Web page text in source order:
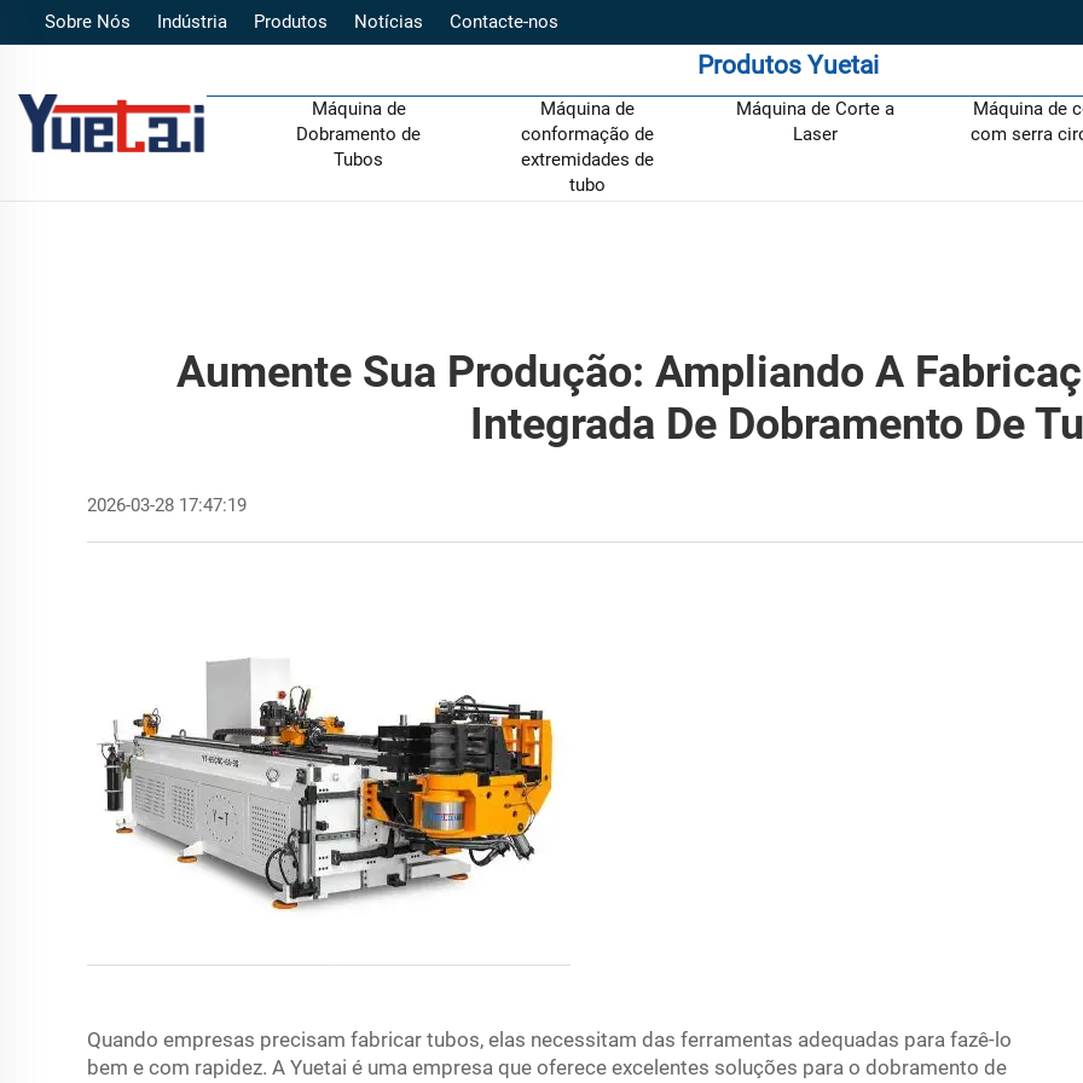
Sobre Nós Indústria Produtos Notícias Contacte-nos
Produtos Yuetai
Máquina de
Dobramento de
Tubos
Máquina de
conformação de
extremidades de
tubo
Máquina de Corte a
Laser
Máquina de
com serra
Aumente Sua Produção: Ampliando A
Integrada De Dobramento De
2026-03-28 17:47:19
Quando empresas precisam fabricar tubos, elas necessitam das ferramentas adequadas para fazê-lo
bem e com rapidez. A Yuetai é uma empresa que oferece excelentes soluções para o dobramento de